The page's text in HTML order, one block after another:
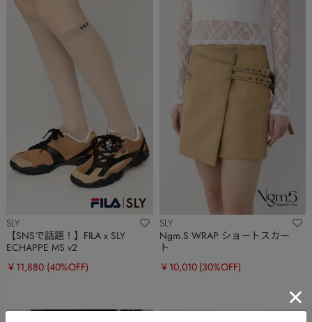
SLY
【SNSで話題！】FILA x SLY
ECHAPPE MS v2
￥11,880 (40%OFF)
SLY
Ngm.S WRAP ショートスカー
ト
￥10,010 (30%OFF)